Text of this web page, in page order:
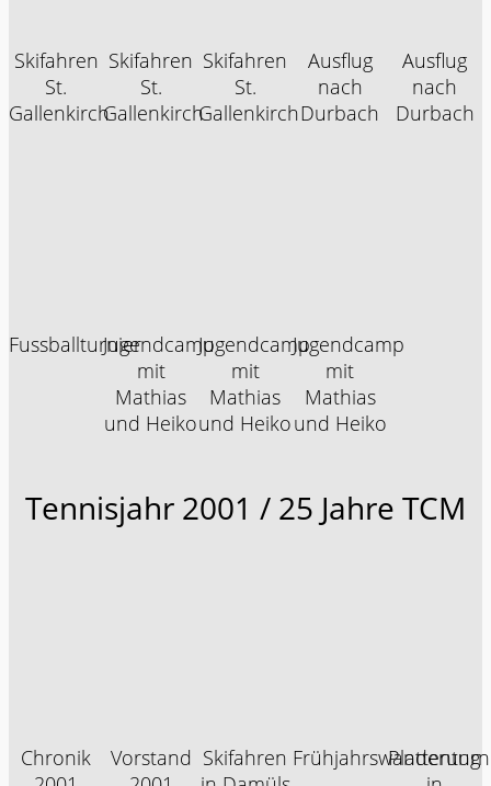
Skifahren
St.
Gallenkirch
Skifahren
St.
Gallenkirch
Skifahren
St.
Gallenkirch
Ausflug
nach
Durbach
Ausflug
nach
Durbach
FussballturnierJugendcamp
mit
Mathias
und Heiko
Jugendcamp
mit
Mathias
und Heiko
Jugendcamp
mit
Mathias
und Heiko
Tennisjahr 2001 / 25 Jahre TCM
Chronik
Vorstand Skifahren Frühjahrswanderung